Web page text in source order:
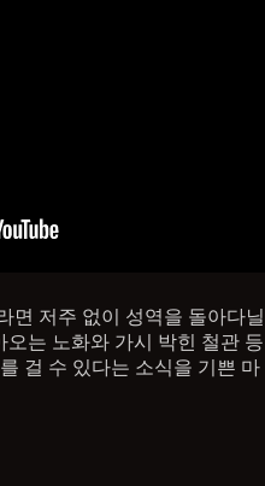
면 저주 없이 성역을 돌아다닐
오는 노화와 가시 박힌 철관 등
걸 수 있다는 소식을 기쁜 마